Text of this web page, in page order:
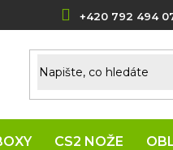
+420 792 494
CS2 NOŽE